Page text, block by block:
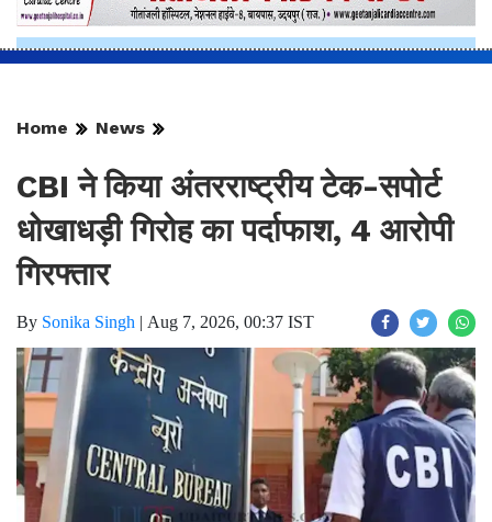
Home News
CBI ने किया अंतरराष्ट्रीय टेक-सपोर्ट
धोखाधड़ी गिरोह का पर्दाफाश, 4 आरोपी
गिरफ्तार
By Sonika Singh | Aug 7, 2026, 00:37 IST